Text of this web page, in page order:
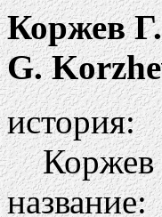
Коржев Г.
G.
история:
Коржев
название: